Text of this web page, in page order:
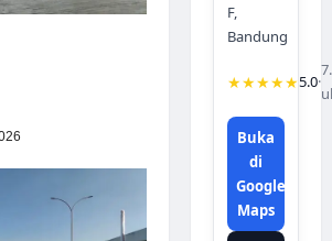
F,
Bandung
★★★★★5.0·
Buka
di
Google
Maps